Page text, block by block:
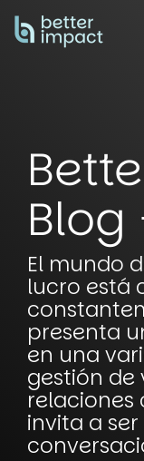
the
Blog
El mundo
lucro está
presenta
en una
gestión de
relaciones
invita a